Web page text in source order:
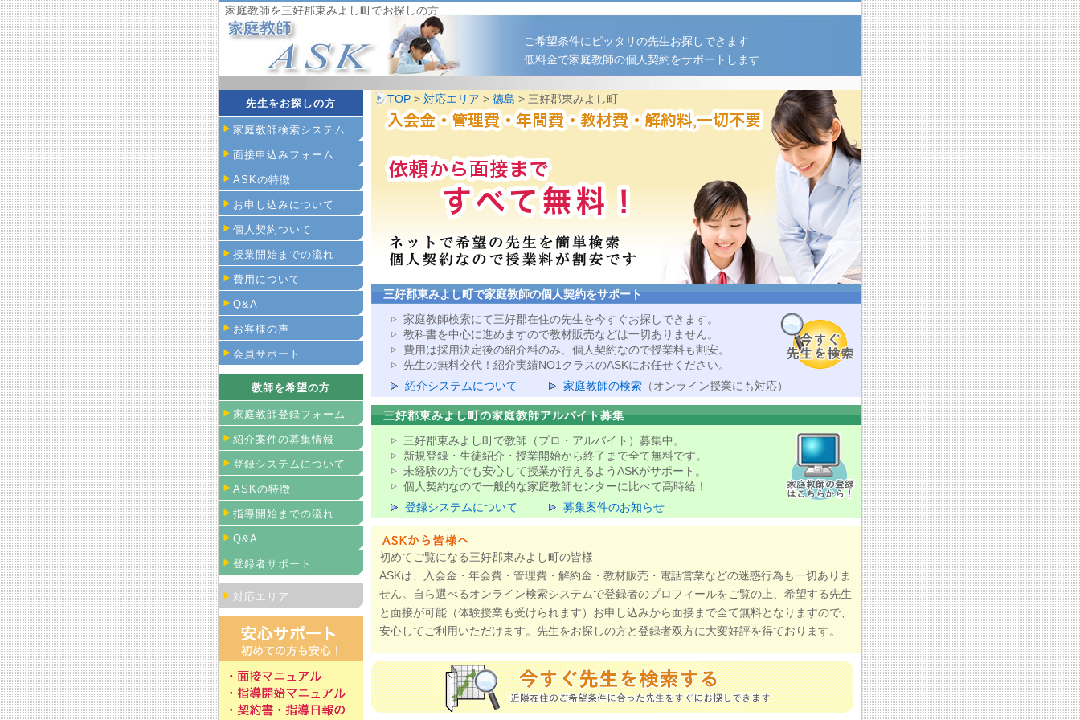
家庭教師を三好郡東みよし町でお探しの方
ご希望条件にピッタリの先生お探しできます
低料金で家庭教師の個人契約をサポートします
TOP > 対応エリア > 徳島 > 三好郡東みよし町
三好郡東みよし町で家庭教師の個人契約をサポート
家庭教師検索にて三好郡在住の先生を今すぐお探しできます。
教科書を中心に進めますので教材販売などは一切ありません。
費用は採用決定後の紹介料のみ、個人契約なので授業料も割安。
先生の無料交代！紹介実績NO1クラスのASKにお任せください。
紹介システムについて
家庭教師の検索 （オンライン授業にも対応）
三好郡東みよし町の家庭教師アルバイト募集
三好郡東みよし町で教師（プロ・アルバイト）募集中。
新規登録・生徒紹介・授業開始から終了まで全て無料です。
未経験の方でも安心して授業が行えるようASKがサポート。
個人契約なので一般的な家庭教師センターに比べて高時給！
登録システムについて
募集案件のお知らせ
初めてご覧になる三好郡東みよし町の皆様
ASKは、入会金・年会費・管理費・解約金・教材販売・電話営業などの迷惑行為も一切ありま
せん。自ら選べるオンライン検索システムで登録者のプロフィールをご覧の上、希望する先生
と面接が可能（体験授業も受けられます）お申し込みから面接まで全て無料となりますので、
安心してご利用いただけます。先生をお探しの方と登録者双方に大変好評を得ております。
先生をお探しの方
家庭教師検索システム
面接申込みフォーム
ASKの特徴
お申し込みについて
個人契約ついて
授業開始までの流れ
費用について
Q&A
お客様の声
会員サポート
教師を希望の方
家庭教師登録フォーム
紹介案件の募集情報
登録システムについて
ASKの特徴
指導開始までの流れ
Q&A
登録者サポート
対応エリア